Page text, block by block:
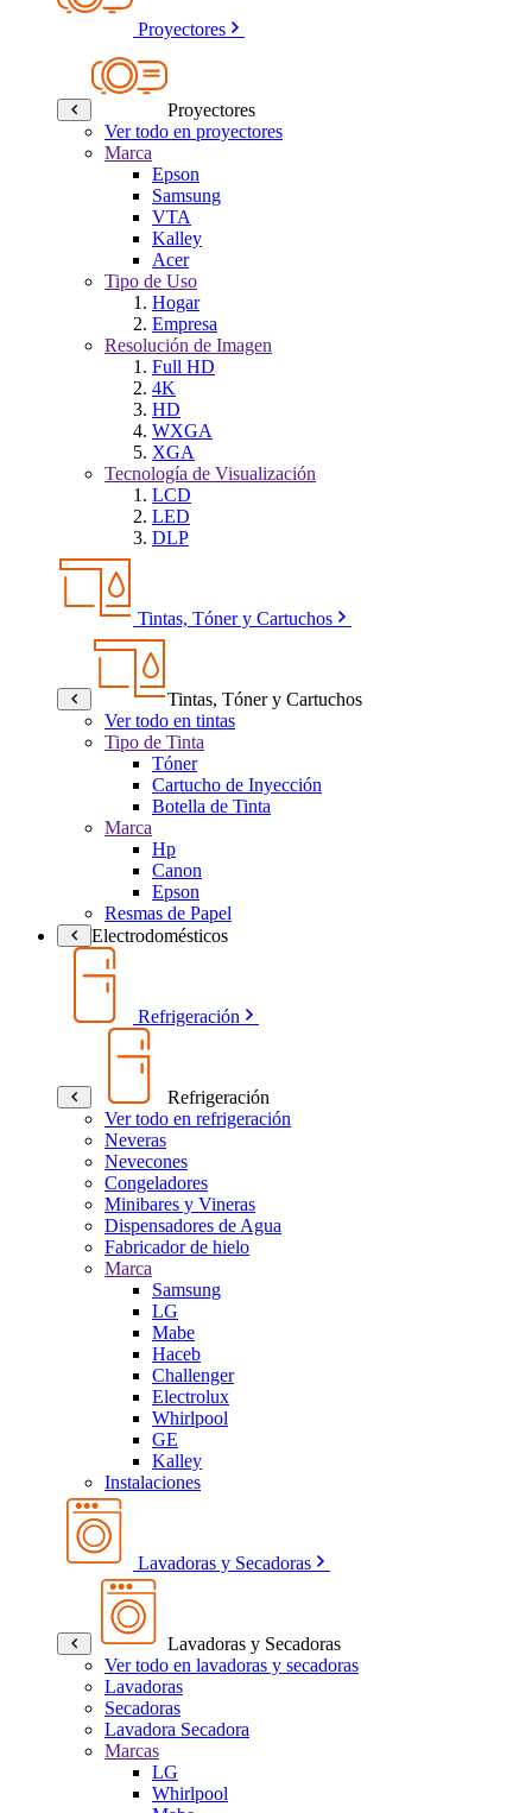
Proyectores
Proyectores
Ver todo en proyectores
Marca
Epson
Samsung
VTA
Kalley
Acer
Tipo de Uso
Hogar
Empresa
Resolución de Imagen
Full HD
4K
HD
WXGA
XGA
Tecnología de Visualización
LCD
LED
DLP
Tintas, Tóner y Cartuchos
Tintas, Tóner y Cartuchos
Ver todo en tintas
Tipo de Tinta
Tóner
Cartucho de Inyección
Botella de Tinta
Marca
Hp
Canon
Epson
Resmas de Papel
Electrodomésticos
Refrigeración
Refrigeración
Ver todo en refrigeración
Neveras
Nevecones
Congeladores
Minibares y Vineras
Dispensadores de Agua
Fabricador de hielo
Marca
Samsung
LG
Mabe
Haceb
Challenger
Electrolux
Whirlpool
GE
Kalley
Instalaciones
Lavadoras y Secadoras
Lavadoras y Secadoras
Ver todo en lavadoras y secadoras
Lavadoras
Secadoras
Lavadora Secadora
Marcas
LG
Whirlpool